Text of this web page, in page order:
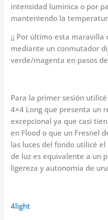
intensidad lumínica o por
manteniendo la
¡¡ Por último esta
mediante un conmutador
verde/magenta en pasos
Para la primer sesión
4×4 Long que presenta un
excepcional ya que casi
en Flood o que un Fresnel
las luces del fondo utilicé
de luz es equivalente a un
ligereza y autonomía de
4light